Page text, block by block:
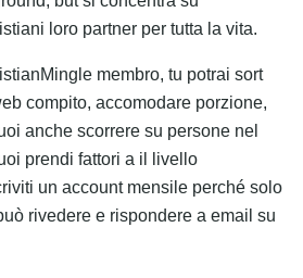
loro partner per tutta la vita.
membro, tu potrai sort
compito, accomodare porzione,
anche scorrere su persone nel
prendi fattori a il livello
un account mensile perché solo
rivedere e rispondere a email su